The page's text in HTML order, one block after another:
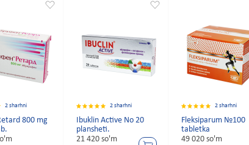
2 sharhni
800 mg
2 sharhni
Ibuklin Active No 20
plansheti.
21 420 so'm
2 sharhni
Fleksiparum №100
tabletka
49 020 so'm